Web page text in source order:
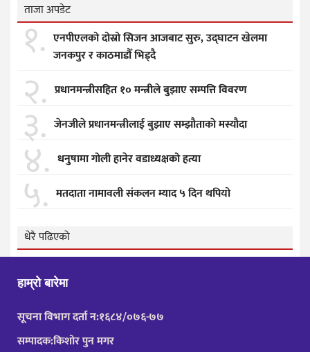
ताजा अपडेट
१. एनपीएलको दोस्रो सिजन आजबाट सुरु, उद्घाटन खेलमा
जनकपुर र काठमाडौँ भिड्दै
२. प्रधानमन्त्रीसहित १० मन्त्रीले बुझाए सम्पत्ति विवरण
३. जेनजीले प्रधानमन्त्रीलाई बुझाए सम्झाैताकाे मस्याैदा
४. धनुषामा गोली हानेर वडाध्यक्षको हत्या
५. मतदाता नामावली संकलन म्याद ५ दिन थपियो
धेरै पढिएको
हाम्रो बारेमा
सूचना विभाग दर्ता न:१६८४/०७६-७७
सम्पादक:किशोर पुन मगर